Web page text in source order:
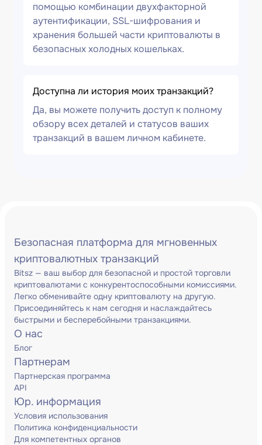
помощью комбинации двухфакторной
аутентификации, SSL-шифрования и
хранения большей части криптовалюты в
безопасных холодных кошельках.
Доступна ли история моих транзакций?
Да, вы можете получить доступ к полному
обзору всех деталей и статусов ваших
транзакций в вашем личном кабинете.
Безопасная платформа для мгновенных
криптовалютных транзакций
Bitsz — ваш выбор для безопасной и простой торговли
криптовалютами с конкурентоспособными комиссиями.
Легко обменивайте одну криптовалюту на другую.
Присоединяйтесь к нам сегодня и наслаждайтесь
быстрыми и бесперебойными транзакциями.
О нас
Блог
Партнерам
Партнерская программа
API
Юр. информация
Условия использования
Политика конфиденциальности
Для компетентных органов